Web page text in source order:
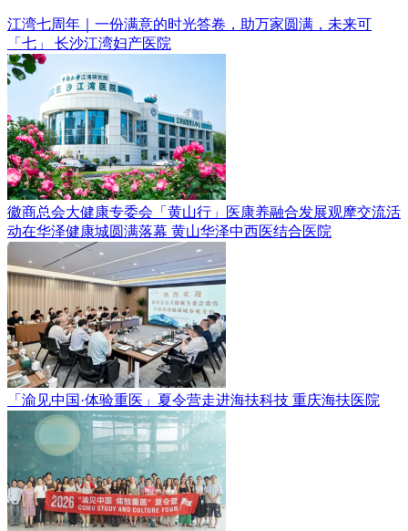
江湾七周年｜一份满意的时光答卷，助万家圆满，未来可
「七」 长沙江湾妇产医院
徽商总会大健康专委会「黄山行」医康养融合发展观摩交流活
动在华泽健康城圆满落幕 黄山华泽中西医结合医院
「渝见中国·体验重医」夏令营走进海扶科技 重庆海扶医院